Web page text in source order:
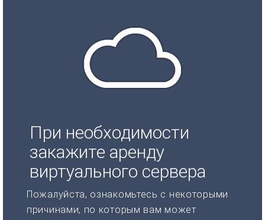
При необходимости
закажите аренду
виртуального сервера
Пожалуйста, ознакомьтесь с некоторыми
причинами, по которым вам может